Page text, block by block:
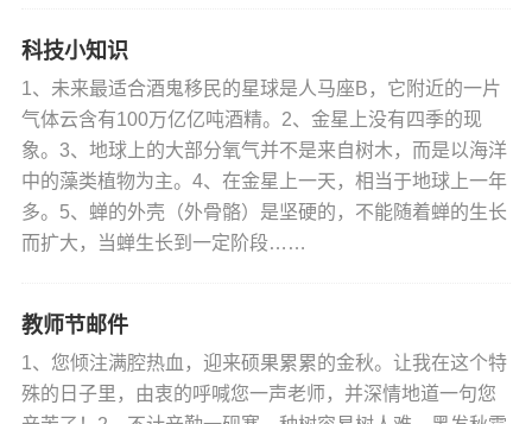
科技小知识
1、未来最适合酒鬼移民的星球是人马座B，它附近的一片
气体云含有100万亿亿吨酒精。2、金星上没有四季的现
象。3、地球上的大部分氧气并不是来自树木，而是以海洋
中的藻类植物为主。4、在金星上一天，相当于地球上一年
多。5、蝉的外壳（外骨骼）是坚硬的，不能随着蝉的生长
而扩大，当蝉生长到一定阶段……
教师节邮件
1、您倾注满腔热血，迎来硕果累累的金秋。让我在这个特
殊的日子里，由衷的呼喊您一声老师，并深情地道一句您